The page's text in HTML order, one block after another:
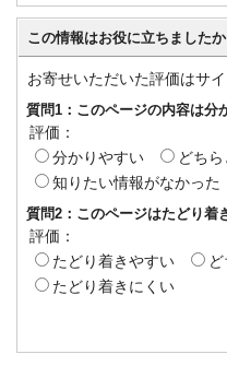
この情報はお役に立ちましたか
お寄せいただいた評価はサ
質問1：このページの内容は分
評価：
分かりやすい
どち
知りたい情報がなかった
質問2：このページはたどり着
評価：
たどり着きやすい
たどり着きにくい